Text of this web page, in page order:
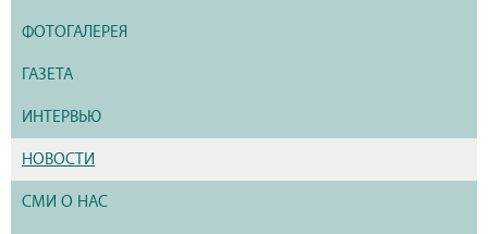
ФОТОГАЛЕРЕЯ
ГАЗЕТА
ИНТЕРВЬЮ
НОВОСТИ
СМИ О НАС